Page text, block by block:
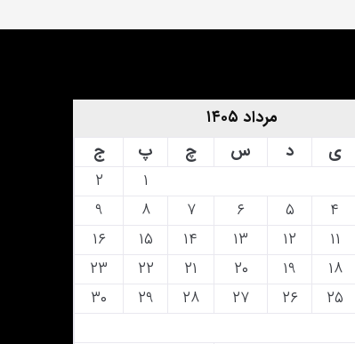
مرداد ۱۴۰۵
ی د س چ پ
ج
۱
۲
۴ ۵ ۶ ۷ ۸
۹
۱۱ ۱۲ ۱۳ ۱۴ ۱۵
۱۶
۱۸ ۱۹ ۲۰ ۲۱ ۲۲
۲۳
۲۵ ۲۶ ۲۷ ۲۸ ۲۹
۳۰